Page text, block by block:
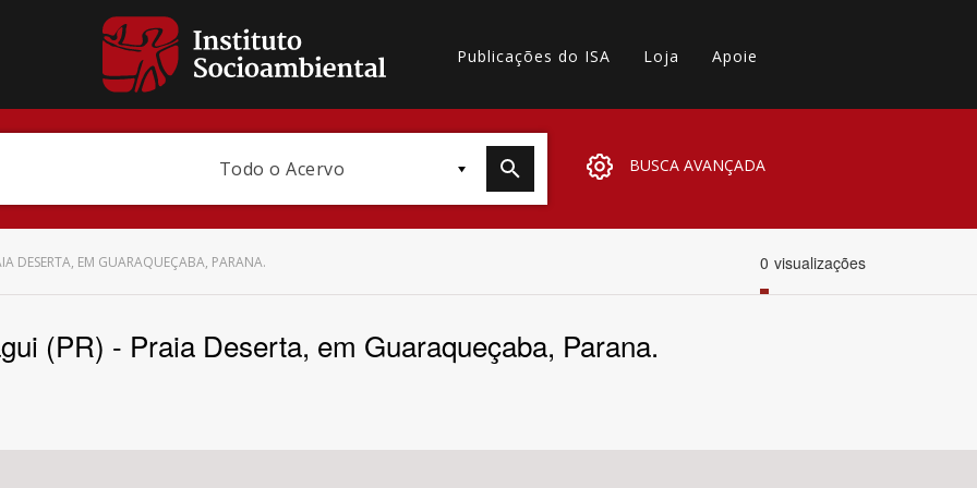
Publicações do ISA Loja Apoie
Todo o Acervo BUSCA AVANÇADA
Bioma / Bacia
DESERTA, EM GUARAQUEÇABA, PARANA. 0 visualizações
(PR) - Praia Deserta, em Guaraqueçaba, Parana.